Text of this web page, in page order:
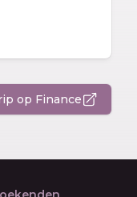
op Finance